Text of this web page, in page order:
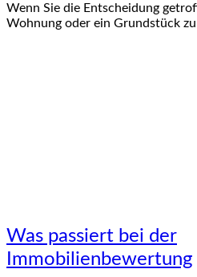
Wenn Sie die Entscheidung
Wohnung oder ein Grundstück
Was passiert bei der
Immobilienbewertung